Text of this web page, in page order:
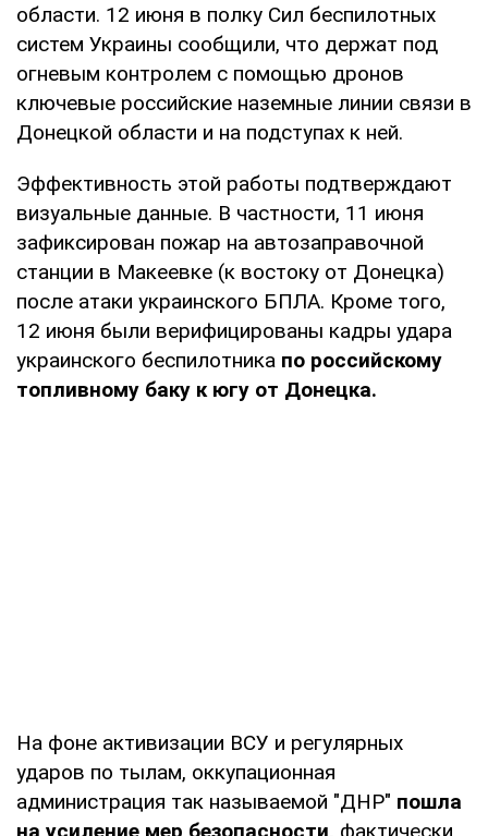
области. 12 июня в полку Сил беспилотных
систем Украины сообщили, что держат под
огневым контролем с помощью дронов
ключевые российские наземные линии связи в
Донецкой области и на подступах к ней.
Эффективность этой работы подтверждают
визуальные данные. В частности, 11 июня
зафиксирован пожар на автозаправочной
станции в Макеевке (к востоку от Донецка)
после атаки украинского БПЛА. Кроме того,
12 июня были верифицированы кадры удара
украинского беспилотника по российскому
топливному баку к югу от Донецка.
На фоне активизации ВСУ и регулярных
ударов по тылам, оккупационная
администрация так называемой "ДНР" пошла
на усиление мер безопасности, фактически